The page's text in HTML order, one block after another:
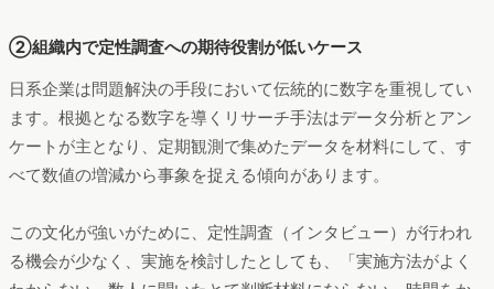
②組織内で定性調査への期待役割が低いケース
日系企業は問題解決の手段において伝統的に数字を重視してい
ます。根拠となる数字を導くリサーチ手法はデータ分析とアン
ケートが主となり、定期観測で集めたデータを材料にして、す
べて数値の増減から事象を捉える傾向があります。
この文化が強いがために、定性調査（インタビュー）が行われ
る機会が少なく、実施を検討したとしても、「実施方法がよく